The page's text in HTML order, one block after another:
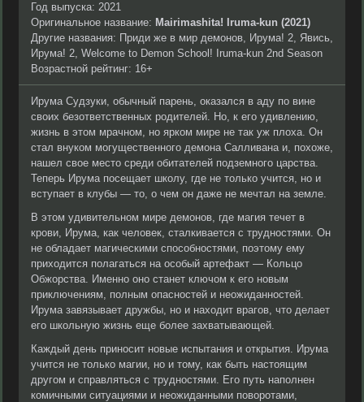
Год выпуска: 2021
Оригинальное название: Mairimashita! Iruma-kun (2021)
Другие названия: Приди же в мир демонов, Ирума! 2, Явись,
Ирума! 2, Welcome to Demon School! Iruma-kun 2nd Season
Возрастной рейтинг: 16+
Ирума Судзуки, обычный парень, оказался в аду по вине
своих безответственных родителей. Но, к его удивлению,
жизнь в этом мрачном, но ярком мире не так уж плоха. Он
стал внуком могущественного демона Салливана и, похоже,
нашел свое место среди обитателей подземного царства.
Теперь Ирума посещает школу, где не только учится, но и
вступает в клубы — то, о чем он даже не мечтал на земле.
В этом удивительном мире демонов, где магия течет в
крови, Ирума, как человек, сталкивается с трудностями. Он
не обладает магическими способностями, поэтому ему
приходится полагаться на особый артефакт — Кольцо
Обжорства. Именно оно станет ключом к его новым
приключениям, полным опасностей и неожиданностей.
Ирума завязывает дружбы, но и находит врагов, что делает
его школьную жизнь еще более захватывающей.
Каждый день приносит новые испытания и открытия. Ирума
учится не только магии, но и тому, как быть настоящим
другом и справляться с трудностями. Его путь наполнен
комичными ситуациями и неожиданными поворотами,